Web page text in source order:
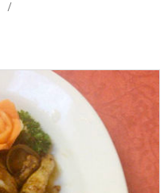
/